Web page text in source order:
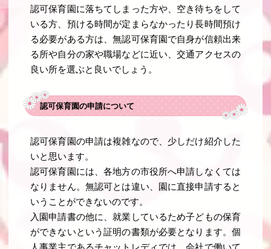
認可保育園に落ちてしまった方や、空き待ちをして
いる方、預ける時間が定まらなかったり長時間預け
る必要がある方は、無認可保育園で自身が信頼出来
る所や自分の家や職場などに近い、交通アクセスの
良い所を選ぶと良いでしょう。
認可保育園の申請について
認可保育園の申請は複雑なので、少しだけ紹介した
いと思います。
認可保育園には、各地方の市役所へ申請しなくては
なりません。無認可とは違い、園に直接申請すると
いうことができないのです。
入園申請書の他に、就業しているため子どもの保育
ができないという証明の書類が必要となります。個
人事業主であるチャットレディでは、会社で働いて